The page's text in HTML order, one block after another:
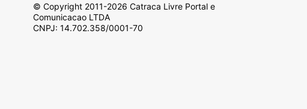
© Copyright 2011-2026 Catraca Livre Portal e
Comunicacao LTDA
CNPJ: 14.702.358/0001-70